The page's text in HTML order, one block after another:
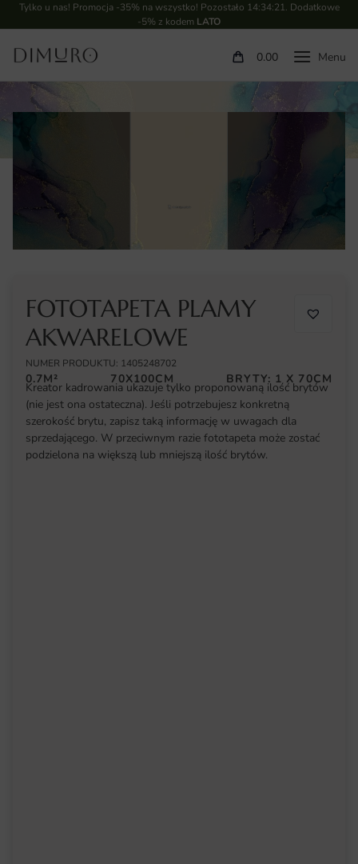
Tylko u nas! Promocja -35% na wszystko! Pozostało 14:34:20. Dodatkowe
-5% z kodem LATO
0.00
FOTOTAPETA PLAMY
AKWARELOWE
NUMER PRODUKTU: 1405248702
0.7M² 70X100CM BRYTY: 1 X 70CM
Kreator kadrowania ukazuje tylko proponowaną ilość brytów
(nie jest ona ostateczna). Jeśli potrzebujesz konkretną
szerokość brytu, zapisz taką informację w uwagach dla
sprzedającego. W przeciwnym razie fototapeta może zostać
podzielona na większą lub mniejszą ilość brytów.